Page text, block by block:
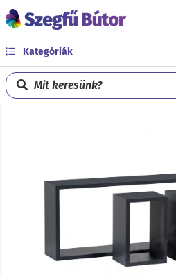
Kategóriák
Mit keresünk?
Előző